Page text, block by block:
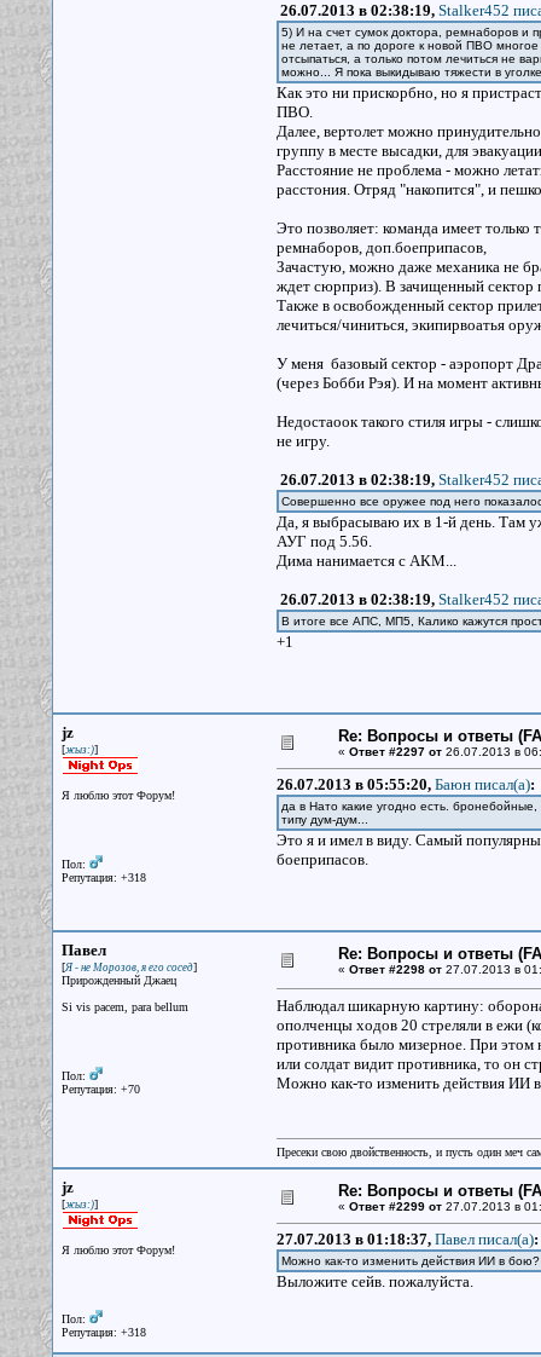
26.07.2013 в 02:38:19, Stalker452
5) И на счет сумок доктора, ремнаборов и
не летает, а по дороге к новой ПВО многое
отсыпаться, а только потом лечиться не
можно... Я пока выкидываю тяжести в
Как это ни прискорбно, но я
ПВО.
Далее, вертолет можно
группу в месте высадки, для
Расстояние не проблема - можно
расстония. Отряд "накопится", и
Это позволяет: команда имеет
ремнаборов, доп.боеприпасов,
Зачастую, можно даже механика не
ждет сюрприз). В зачищенный сектор
Также в освобожденный сектор
лечиться/чиниться, экипирвоатья
У меня базовый сектор - аэропорт
(через Бобби Рэя). И на момент
Недостаоок такого стиля игры -
не игру.
26.07.2013 в 02:38:19, Stalker452
Совершенно все оружее под него
Да, я выбрасываю их в 1-й день. Там
АУГ под 5.56.
Дима нанимается с АКМ...
26.07.2013 в 02:38:19, Stalker452
В итоге все АПС, МП5, Калико кажутся
+1
jz
[жыз:)]
Я люблю этот Форум!
Пол:
Репутация: +318
Re: Вопросы и ответы
« Ответ #2297 от26.07.2013 в
26.07.2013 в 05:55:20, Баюн писал(a):
да в Нато какие угодно есть.
типу дум-дум...
Это я и имел в виду. Самый
боеприпасов.
Павел
[Я - не Морозов, я его сосед]
Прирожденный Джаец
Si vis pacem, para bellum
Пол:
Репутация: +70
Re: Вопросы и ответы
« Ответ #2298 от27.07.2013 в
Наблюдал шикарную картину:
ополченцы ходов 20 стреляли в ежи
противника было мизерное. При этом
или солдат видит противника, то он
Можно как-то изменить действия ИИ
Пресеки свою двойственность, и пусть один меч
jz
[жыз:)]
Я люблю этот Форум!
Пол:
Репутация: +318
Re: Вопросы и ответы
« Ответ #2299 от27.07.2013 в
27.07.2013 в 01:18:37, Павел писал(a):
Можно как-то изменить действия ИИ в бою?
Выложите сейв. пожалуйста.